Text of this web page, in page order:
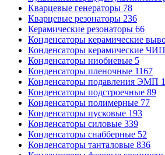
Кварцевые генераторы 78
Кварцевые резонаторы 236
Керамические резонаторы 66
Конденсаторы керамические
Конденсаторы керамические ЧИП
Конденсаторы ниобиевые 5
Конденсаторы пленочные 1167
Конденсаторы подавления ЭМП
Конденсаторы подстроечные 89
Конденсаторы полимерные 77
Конденсаторы пусковые 193
Конденсаторы силовые 339
Конденсаторы снабберные 52
Конденсаторы танталовые 836